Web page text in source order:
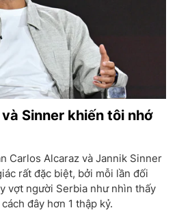
Sinner khiến tôi nhớ
Carlos Alcaraz và Jannik Sinner
rất đặc biệt, bởi mỗi lần đối
vợt người Serbia như nhìn thấy
đây hơn 1 thập kỷ.